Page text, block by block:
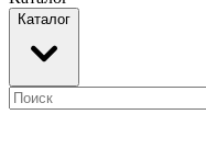
Каталог